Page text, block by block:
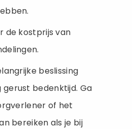
de kostprijs van
beslissing
gerust bedenktijd. Ga
of het
bereiken als je bij